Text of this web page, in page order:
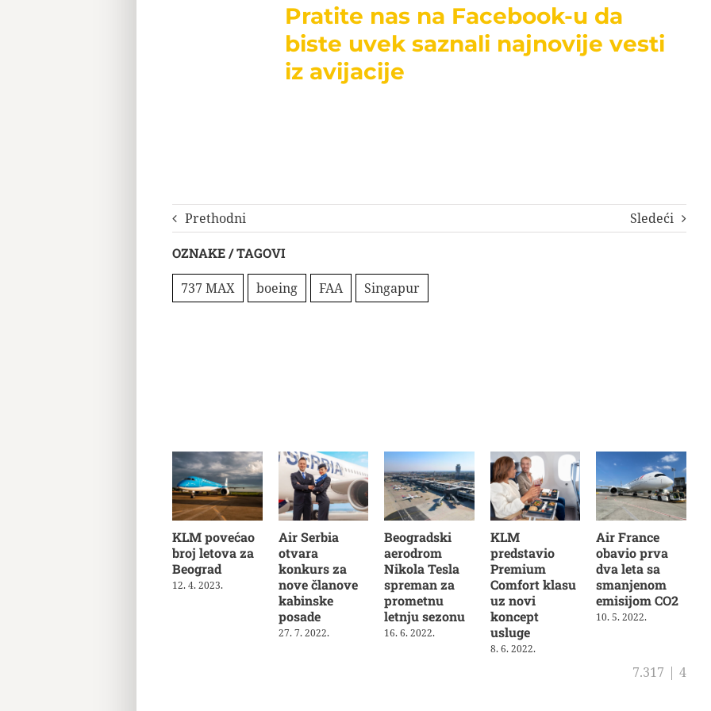
Pratite nas na Facebook-u da
biste uvek saznali najnovije vesti
iz avijacije
Prethodni Sledeći
OZNAKE / TAGOVI
737 MAX boeing FAA Singapur
KLM povećao
broj letova za
Beograd
12. 4. 2023.
Air Serbia
otvara
konkurs za
nove članove
kabinske
posade
27. 7. 2022.
Beogradski
aerodrom
Nikola Tesla
spreman za
prometnu
letnju sezonu
16. 6. 2022.
KLM
predstavio
Premium
Comfort klasu
uz novi
koncept
usluge
8. 6. 2022.
Air France
obavio prva
dva leta sa
smanjenom
emisijom CO2
10. 5. 2022.
7.317 | 4